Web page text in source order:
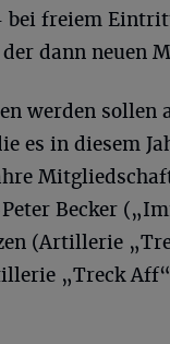
bei freiem
dann neuen
werden sollen
es in diesem
Becker
(Artillerie
„Treck